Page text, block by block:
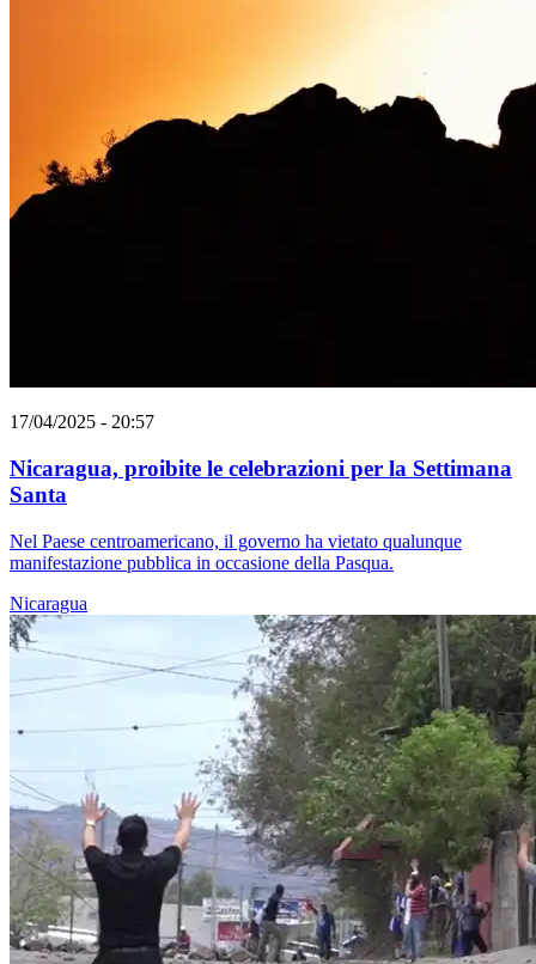
17/04/2025 - 20:57
Nicaragua, proibite le celebrazioni per la Settimana
Santa
Nel Paese centroamericano, il governo ha vietato qualunque
manifestazione pubblica in occasione della Pasqua.
Nicaragua